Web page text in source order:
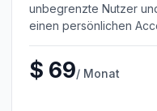
unbegrenzte Nutzer
einen persönlichen
$ 69/ Monat